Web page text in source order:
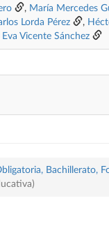
, María Mercedes
Lorda Pérez ,
Eva Vicente Sánchez
Bachillerato,